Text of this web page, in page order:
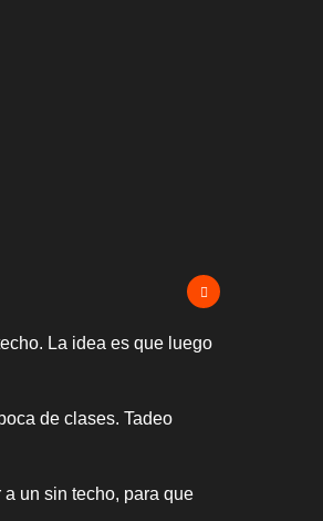
La idea es que luego
de clases. Tadeo
un sin techo, para que